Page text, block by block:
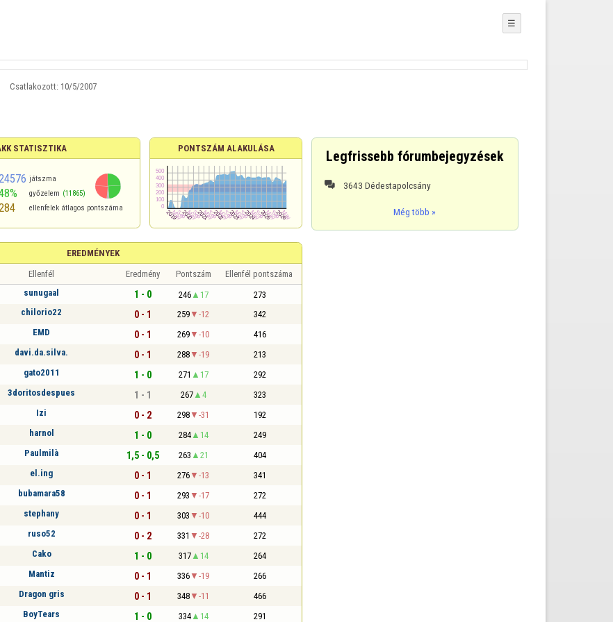
Csatlakozott: 10/5/2007
☰
STATISZTIKA
játszma
győzelem (11865)
ellenfelek átlagos pontszáma
PONTSZÁM ALAKULÁSA
EREDMÉNYEK
Ellenfél Eredmény Pontszám Ellenfél pontszáma
sunugaal 1 - 0 246 17 273
chilorio22 0 - 1 259 -12 342
EMD 0 - 1 269 -10 416
davi.da.silva. 0 - 1 288 -19 213
gato2011 1 - 0 271 17 292
3doritosdespues 1 - 1 267 4 323
Izi 0 - 2 298 -31 192
harnol 1 - 0 284 14 249
Paulmilà 1,5 - 0,5 263 21 404
el.ing 0 - 1 276 -13 341
bubamara58 0 - 1 293 -17 272
stephany 0 - 1 303 -10 444
ruso52 0 - 2 331 -28 272
Cako 1 - 0 317 14 264
Mantiz 0 - 1 336 -19 266
Dragon gris 0 - 1 348 -11 466
BoyTears 1 - 0 334 14 291
Legfrissebb fórumbejegyzések
 3643 Dédestapolcsány
Még több »